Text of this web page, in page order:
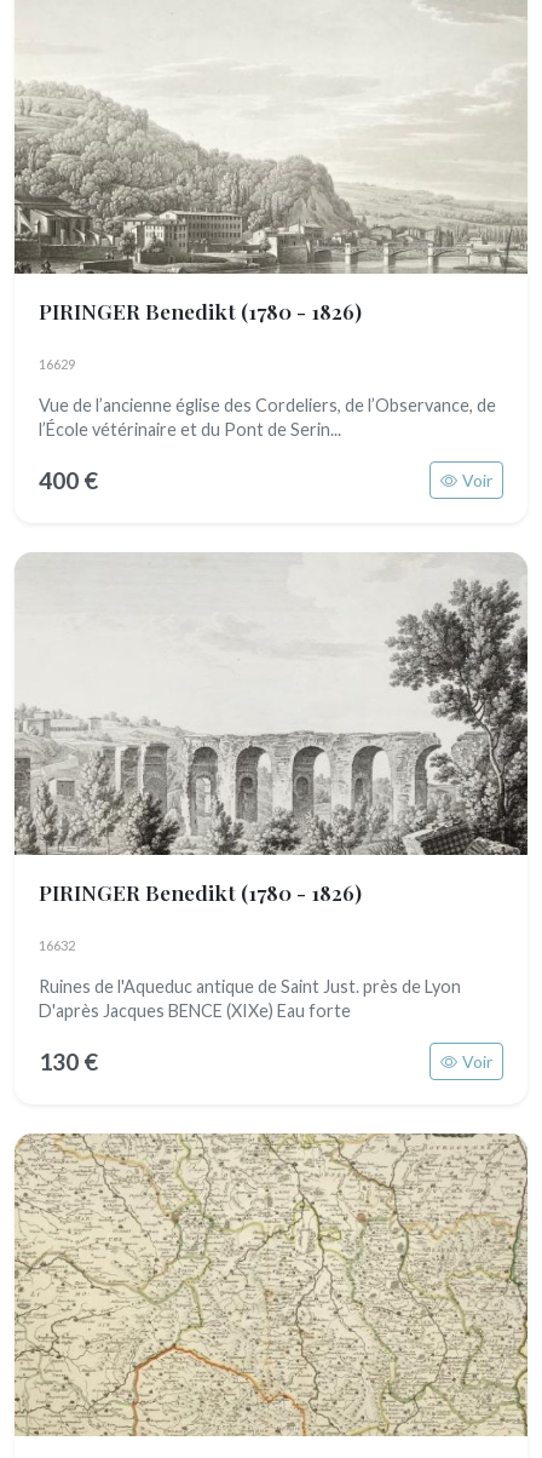
PIRINGER Benedikt (1780 - 1826)
16629
Vue de l’ancienne église des Cordeliers, de l’Observance, de
l’École vétérinaire et du Pont de Serin...
400 € Voir
PIRINGER Benedikt (1780 - 1826)
16632
Ruines de l'Aqueduc antique de Saint Just. près de Lyon
D'après Jacques BENCE (XIXe) Eau forte
130 € Voir